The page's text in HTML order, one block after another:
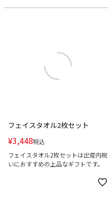
フェイスタオル2枚セット
¥3,448税込
フェイスタオル2枚セットは出産内祝
いにおすすめの上品なギフトです。